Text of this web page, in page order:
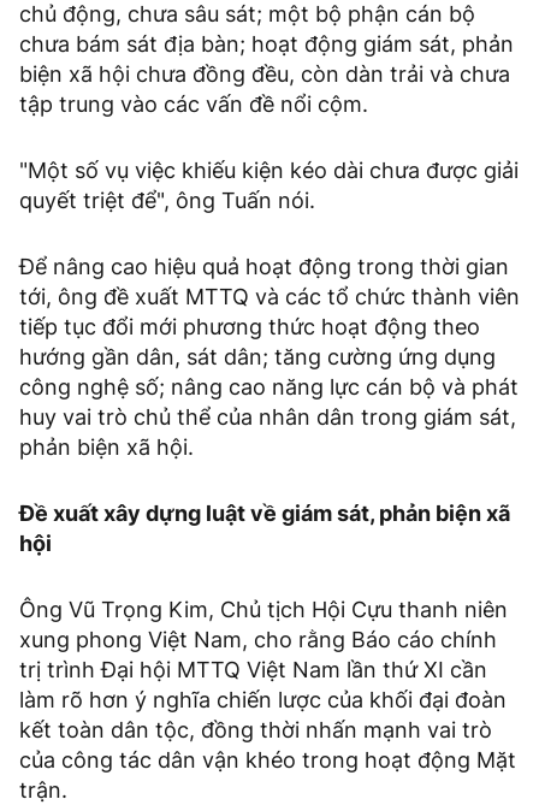
chủ động, chưa sâu sát; một bộ phận cán bộ
chưa bám sát địa bàn; hoạt động giám sát, phản
biện xã hội chưa đồng đều, còn dàn trải và chưa
tập trung vào các vấn đề nổi cộm.
"Một số vụ việc khiếu kiện kéo dài chưa được giải
quyết triệt để", ông Tuấn nói.
Để nâng cao hiệu quả hoạt động trong thời gian
tới, ông đề xuất MTTQ và các tổ chức thành viên
tiếp tục đổi mới phương thức hoạt động theo
hướng gần dân, sát dân; tăng cường ứng dụng
công nghệ số; nâng cao năng lực cán bộ và phát
huy vai trò chủ thể của nhân dân trong giám sát,
phản biện xã hội.
Đề xuất xây dựng luật về giám sát, phản biện xã
hội
Ông Vũ Trọng Kim, Chủ tịch Hội Cựu thanh niên
xung phong Việt Nam, cho rằng Báo cáo chính
trị trình Đại hội MTTQ Việt Nam lần thứ XI cần
làm rõ hơn ý nghĩa chiến lược của khối đại đoàn
kết toàn dân tộc, đồng thời nhấn mạnh vai trò
của công tác dân vận khéo trong hoạt động Mặt
trận.